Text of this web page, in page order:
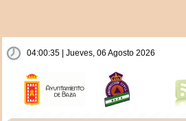
04:00:36 | Jueves, 06 Agosto 2026